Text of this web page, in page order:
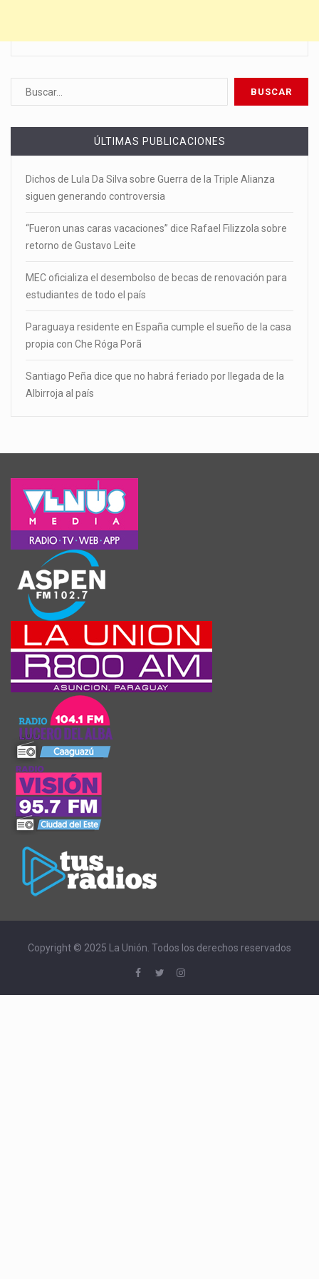
ÚLTIMAS PUBLICACIONES
Dichos de Lula Da Silva sobre Guerra de la Triple Alianza
siguen generando controversia
“Fueron unas caras vacaciones” dice Rafael Filizzola sobre
retorno de Gustavo Leite
MEC oficializa el desembolso de becas de renovación para
estudiantes de todo el país
Paraguaya residente en España cumple el sueño de la casa
propia con Che Róga Porã
Santiago Peña dice que no habrá feriado por llegada de la
Albirroja al país
Copyright © 2025 La Unión. Todos los derechos reservados